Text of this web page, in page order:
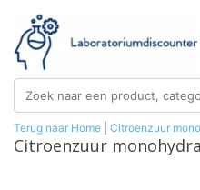
Terug naar Home Citroenzuur
Citroenzuur